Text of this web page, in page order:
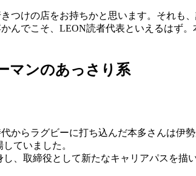
つけの店をお持ちかと思います。それ
んでこそ、LEON読者代表といえるはず
マンのあっさり系
からラグビーに打ち込んだ本多さんは伊
ていました。
、取締役として新たなキャリアパスを描